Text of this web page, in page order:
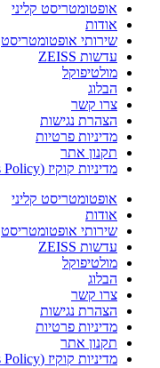
אופטומטריסט קליני
אודות
שירותי אופטומטריסט
עדשות ZEISS
מולטיפוקל
הבלוג
צרו קשר
הצהרת נגישות
מדיניות פרטיות
תקנון אתר
מדיניות קוקיז (Cookies Policy)
אופטומטריסט קליני
אודות
שירותי אופטומטריסט
עדשות ZEISS
מולטיפוקל
הבלוג
צרו קשר
הצהרת נגישות
מדיניות פרטיות
תקנון אתר
מדיניות קוקיז (Cookies Policy)